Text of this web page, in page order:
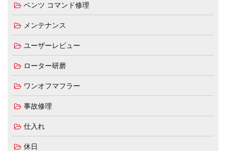
ベンツ コマンド修理
メンテナンス
ユーザーレビュー
ローター研磨
ワンオフマフラー
事故修理
仕入れ
休日